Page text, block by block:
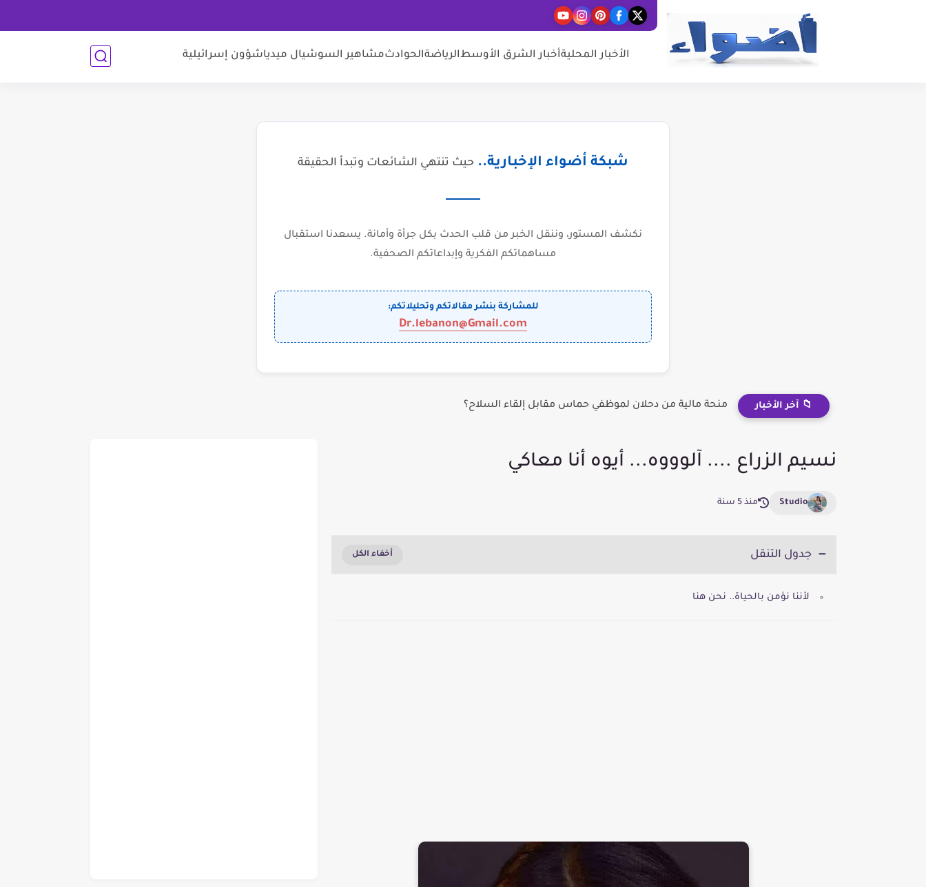
الأخبار المحليةأخبار الشرق الأوسطالرياضةالحوادثمشاهير السوشيال ميدياشؤون إسرائيلية
شبكة أضواء الإخبارية.. حيث تنتهي الشائعات وتبدأ الحقيقة
نكشف المستور، وننقل الخبر من قلب الحدث بكل جرأة وأمانة. يسعدنا استقبال
مساهماتكم الفكرية وإبداعاتكم الصحفية.
للمشاركة بنشر مقالاتكم وتحليلاتكم:
Dr.lebanon@Gmail.com
📁 آخر الأخبار منحة مالية من دحلان لموظفي حماس مقابل إلقاء السلاح؟
نسيم الزراع .... آلوووه... أيوه أنا معاكي
Studio منذ 5 سنة
جدول التنقل
لأننا نؤمن بالحياة.. نحن هنا